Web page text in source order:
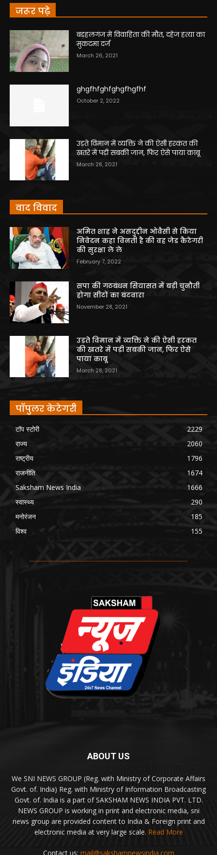
जरूर पढ़े
बड़हलगंज में विवाहिता की मौत, दहेज हत्या का
मुकदमा दर्ज
March 26, 2021
ghgfhfghfghgfhgfhf
October 2, 2022
उड़ते विमान में व्यक्ति ने की ऐसी हरकत की
खतरे में पड़ी सबकी जान, फिर ऐसे पाया काबू
March 28, 2021
वाद विवाद
अमित शाह ने असदुद्दीन ओवैसी से किया
निवेदन कहा विनती है की वह जेड कैटेगरी
की सुरक्षा ले ले
February 7, 2022
सपा की गठबंधन सियासत में बड़ी चुनौती
होगा सीटों का बंटवारा
November 28, 2021
उड़ते विमान में व्यक्ति ने की ऐसी हरकत
की खतरे में पड़ी सबकी जान, फिर ऐसे
पाया काबू
March 28, 2021
पॉपुलर केटेगरी
टॉप स्टोरी
2229
राज्य
2060
राष्ट्रीय
1796
राजनीति
1674
Saksham News India
1666
स्वास्थ्य
290
मनोरंजन
185
विश्व
155
ABOUT US
We SNI NEWS GROUP (Reg. with Ministry of Corporate Affairs
Govt. of. India) Reg. with Ministry of Information Broadcasting
Govt. of. India is a part of SAKSHAM NEWS INDIA PVT. LTD.
NEWS GROUP is working in print and electronic media, sni
news group are provided content to India & Foreign print and
electronic media at very large scale. Read More
Contact us: mail@sakshamnewsindia.com